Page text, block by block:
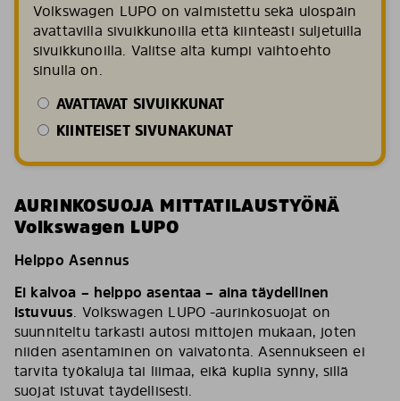
Volkswagen LUPO on valmistettu sekä ulospäin
avattavilla sivuikkunoilla että kiinteästi suljetuilla
sivuikkunoilla. Valitse alta kumpi vaihtoehto
sinulla on.
AVATTAVAT SIVUIKKUNAT
KIINTEISET SIVUNAKUNAT
AURINKOSUOJA MITTATILAUSTYÖNÄ
Volkswagen LUPO
Helppo Asennus
Ei kalvoa – helppo asentaa – aina täydellinen
istuvuus. Volkswagen LUPO -aurinkosuojat on
suunniteltu tarkasti autosi mittojen mukaan, joten
niiden asentaminen on vaivatonta. Asennukseen ei
tarvita työkaluja tai liimaa, eikä kuplia synny, sillä
suojat istuvat täydellisesti.